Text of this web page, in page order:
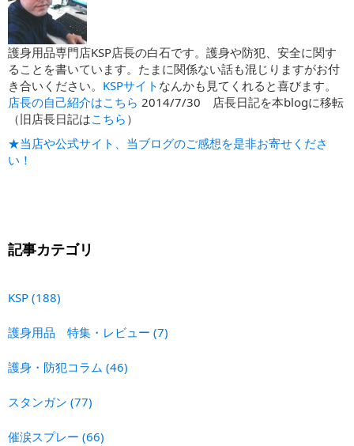
護身用品専門店KSP店長の白石です。護身や防犯、安全に関す
ることを書いています。たまに関係ない話も混じりますがお付
き合いください。 KSPサイト なんかも見てくれると喜びます。
店長の自己紹介はこちら 2014/7/30 店長日記を本blogに移転
（旧店長日記はこちら ）
★当店や公式サイト、当ブログのご感想を是非お寄せくださ
い！
記事カテゴリ
KSP (188)
護身用品 特集・レビュー (7)
護身・防犯コラム (46)
スタンガン (77)
催涙スプレー (66)